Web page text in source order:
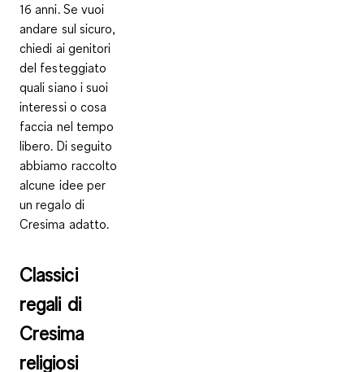
16 anni. Se vuoi
andare sul sicuro,
chiedi ai genitori
del festeggiato
quali siano i suoi
interessi o cosa
faccia nel tempo
libero. Di seguito
abbiamo raccolto
alcune idee per
un regalo di
Cresima adatto.
Classici
regali di
Cresima
religiosi